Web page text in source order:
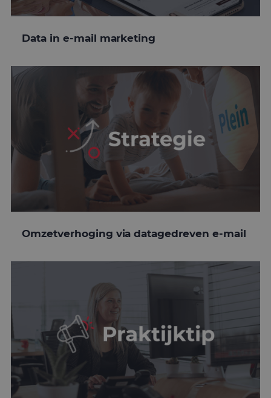
Data in e-mail marketing
Omzetverhoging via datagedreven e-mail